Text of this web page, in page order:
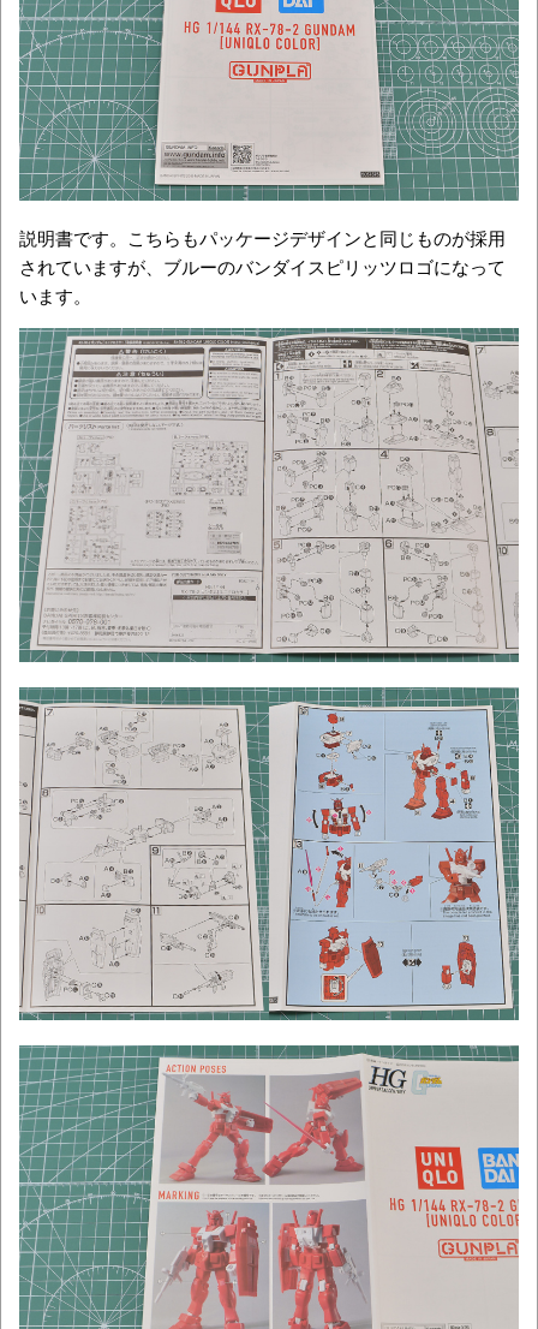
説明書です。こちらもパッケージデザインと同じものが採用
されていますが、ブルーのバンダイスピリッツロゴになって
います。